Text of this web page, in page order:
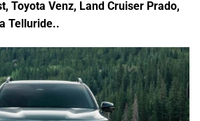
Toyota Venz, Land Cruiser Prado,
Telluride..